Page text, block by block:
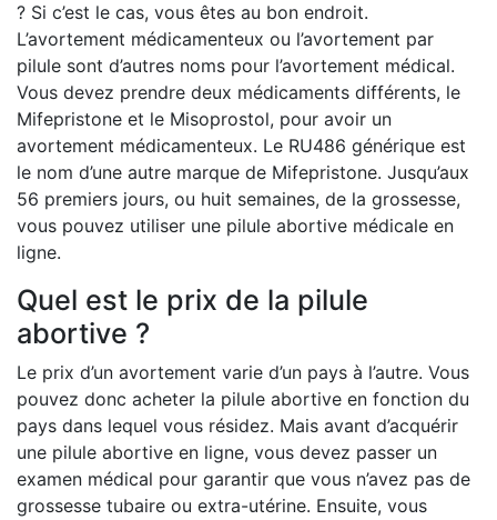
? Si c’est le cas, vous êtes au bon endroit.
L’avortement médicamenteux ou l’avortement par
pilule sont d’autres noms pour l’avortement médical.
Vous devez prendre deux médicaments différents, le
Mifepristone et le Misoprostol, pour avoir un
avortement médicamenteux. Le RU486 générique est
le nom d’une autre marque de Mifepristone. Jusqu’aux
56 premiers jours, ou huit semaines, de la grossesse,
vous pouvez utiliser une pilule abortive médicale en
ligne.
Quel est le prix de la pilule
abortive ?
Le prix d’un avortement varie d’un pays à l’autre. Vous
pouvez donc acheter la pilule abortive en fonction du
pays dans lequel vous résidez. Mais avant d’acquérir
une pilule abortive en ligne, vous devez passer un
examen médical pour garantir que vous n’avez pas de
grossesse tubaire ou extra-utérine. Ensuite, vous